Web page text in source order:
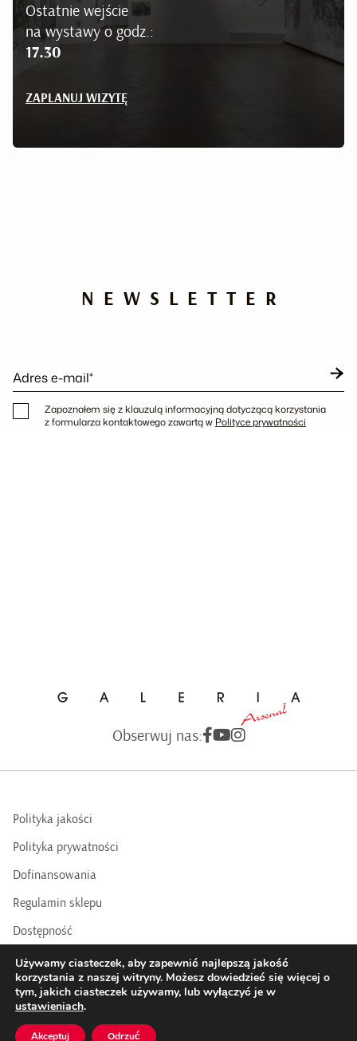
Ostatnie wejście
na wystawy o godz.:
17.30
ZAPLANUJ WIZYTĘ
NEWSLETTER
Adres e-mail*
Zapoznałem się z klauzulą informacyjną dotyczącą korzystania
z formularza kontaktowego zawartą w Polityce prywatności
Obserwuj nas:
Polityka jakości
Polityka prywatności
Dofinansowania
Regulamin sklepu
Dostępność
BIP
COPYRIGHTS © 2016 - 2025 BY GALERIA ARSENAŁ | Realizacja:
Datasky
Używamy ciasteczek, aby zapewnić najlepszą jakość
korzystania z naszej witryny. Możesz dowiedzieć się więcej o
tym, jakich ciasteczek używamy, lub wyłączyć je w
ustawieniach.
Akceptuj Odrzuć